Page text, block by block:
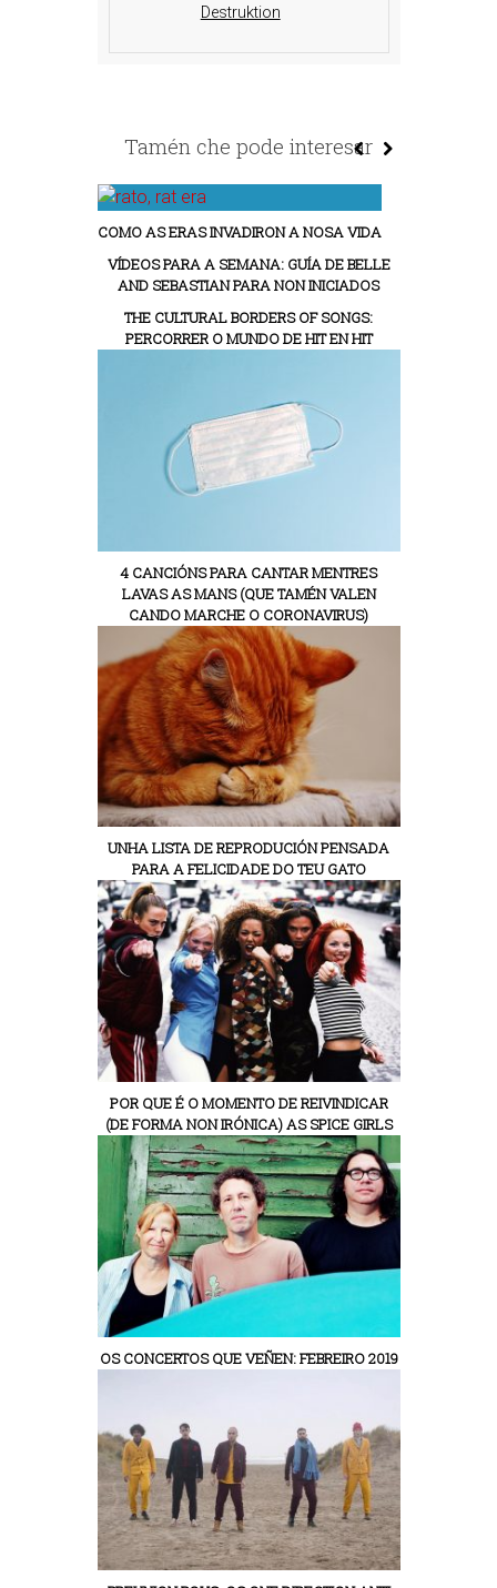
Destruktion
Tamén che pode interesar
COMO AS ERAS INVADIRON A NOSA VIDA
VÍDEOS PARA A SEMANA: GUÍA DE BELLE
AND SEBASTIAN PARA NON INICIADOS
THE CULTURAL BORDERS OF SONGS:
PERCORRER O MUNDO DE HIT EN HIT
4 CANCIÓNS PARA CANTAR MENTRES
LAVAS AS MANS (QUE TAMÉN VALEN
CANDO MARCHE O CORONAVIRUS)
UNHA LISTA DE REPRODUCIÓN PENSADA
PARA A FELICIDADE DO TEU GATO
POR QUE É O MOMENTO DE REIVINDICAR
(DE FORMA NON IRÓNICA) AS SPICE GIRLS
OS CONCERTOS QUE VEÑEN: FEBREIRO 2019